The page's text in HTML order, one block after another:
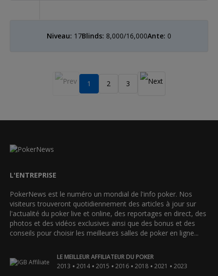
Niveau: 17Blinds: 8,000/16,000Ante: 0
1 2 3
L'ENTREPRISE
PokerNews est le numéro un mondial de l'info poker. Nos
visiteurs trouveront quotidiennement des articles à jour sur
l'actualité du poker live et online, des reportages en direct, des
photos et des vidéos exclusives ainsi que des bonus et des
conseils pour choisir les meilleures salles de poker en ligne...
LE MEILLEUR AFFILIATEUR DU POKER
2013 • 2014 • 2015 • 2016 • 2018 • 2021 • 2023